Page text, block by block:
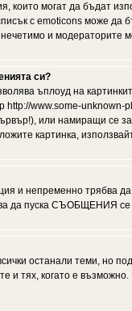
които могат да бъдат
с emoticons може да
и модераторите
си?
ъплоуд на
www.some-
или намиращи се
картинка,
непременно трябва да
да пуска СЪОБЩЕНИЯ се
останали теми,
и тях, когато е